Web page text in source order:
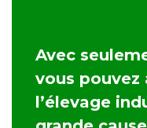
Avec
vous
l’élevage